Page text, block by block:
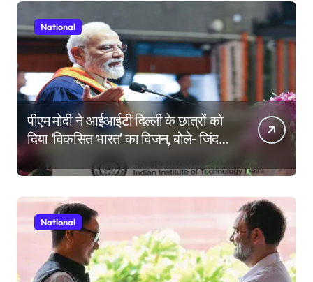
National
पीएम मोदी ने आईआईटी दिल्ली के छात्रों को
दिया ‘विकसित भारत’ का विजन, बोले- जिंदगी
की परीक्षा में सब कुछ आउट ऑफ सिलेबस
होता है
National